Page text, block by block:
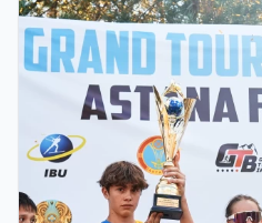
Ербол Хамитовтың
кубоктар